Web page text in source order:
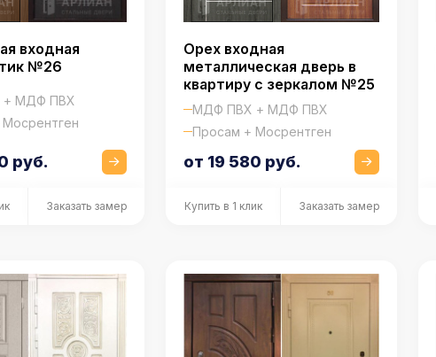
входная
№26
МДФ ПВХ
руб.
Заказать замер
Орех входная
металлическая дверь в
квартиру с зеркалом №25
МДФ ПВХ + МДФ ПВХ
Просам + Мосрентген
от 19 580 руб.
Купить в 1 клик Заказать замер